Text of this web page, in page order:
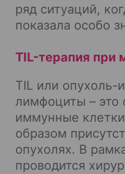
ряд ситуаций,
показала особо
TIL-терапия при
TIL или
лимфоциты – это
иммунные
образом
опухолях. В
проводится